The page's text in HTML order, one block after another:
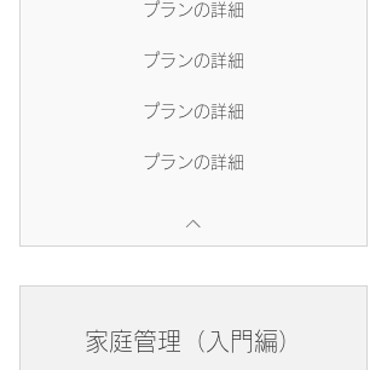
プランの詳細
プランの詳細
プランの詳細
プランの詳細
家庭管理（入門編）